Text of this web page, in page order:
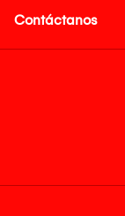
Contáctanos